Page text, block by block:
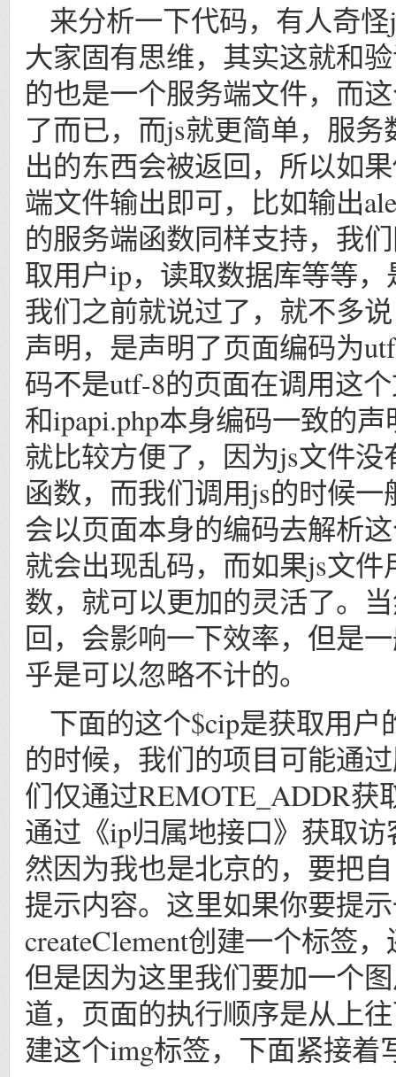
来分析一下代码，有人奇
大家固有思维，其实这就和
的也是一个服务端文件，而
了而已，而js就更简单，服
出的东西会被返回，所以如
端文件输出即可，比如输出
的服务端函数同样支持，我
取用户ip，读取数据库等等
我们之前就说过了，就不多
声明，是声明了页面编码为
码不是utf-8的页面在调用这
和ipapi.php本身编码一致的
就比较方便了，因为js文件
函数，而我们调用js的时候一
会以页面本身的编码去解析
就会出现乱码，而如果js文
数，就可以更加的灵活了。
回，会影响一下效率，但是
乎是可以忽略不计的。
下面的这个$cip是获取用
的时候，我们的项目可能通
们仅通过REMOTE_ADDR获
通过《ip归属地接口》获取
然因为我也是北京的，要把
提示内容。这里如果你要提
createClement创建一个标签
但是因为这里我们要加一个
道，页面的执行顺序是从上
建这个img标签，下面紧接着